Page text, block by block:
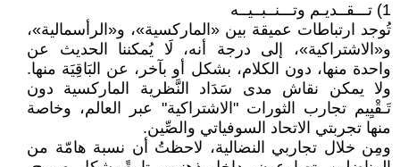
1) تـــقــديـم وتـــنــبــيــه
تُوجد ارتباطات عميقة بين «الماركسية»، و«الرأسمالية»،
و«الاشتراكية»، إلى درجة أنه، لَا يُمكننا الحديث عن
واحدة منها، دون الكلام، بشكل أو بآخر، عن البَاقِيَة منها.
ولا يمكن نقاش مدى سَدَاد النَّظرية الماركسية دون
تَـقْيِيم تجارب الثورات "الاشتراكية" عبر العالم، وخاصة
منها تجربتي الاتحاد السوفياتي والصِّين.
ومِن خلال تجاربي النضالية، لاحظتُ أن نسبة هامّة من